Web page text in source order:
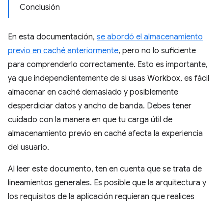
Conclusión
En esta documentación, se abordó el almacenamiento
previo en caché anteriormente, pero no lo suficiente
para comprenderlo correctamente. Esto es importante,
ya que independientemente de si usas Workbox, es fácil
almacenar en caché demasiado y posiblemente
desperdiciar datos y ancho de banda. Debes tener
cuidado con la manera en que tu carga útil de
almacenamiento previo en caché afecta la experiencia
del usuario.
Al leer este documento, ten en cuenta que se trata de
lineamientos generales. Es posible que la arquitectura y
los requisitos de la aplicación requieran que realices